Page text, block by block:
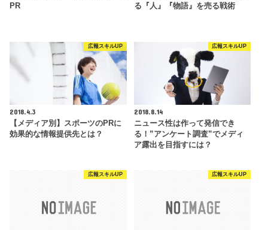
PR
る『人』『物語』を売る戦術
広報スキルUP
2018.4.3
【メディア別】スポーツのPRに
効果的な情報提供先とは？
広報スキルUP
2018.8.14
ニュース性は作って発信でき
る！”アンケート調査”でメディ
ア露出を目指すには？
広報スキルUP 広報スキルUP